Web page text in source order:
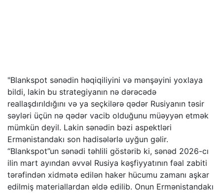
"Blankspot sənədin həqiqiliyini və mənşəyini yoxlaya
bildi, lakin bu strategiyanın nə dərəcədə
reallaşdırıldığını və ya seçkilərə qədər Rusiyanın təsir
səyləri üçün nə qədər vacib olduğunu müəyyən etmək
mümkün deyil. Lakin sənədin bəzi aspektləri
Ermənistandakı son hadisələrlə uyğun gəlir.
“Blankspot”un sənədi təhlili göstərib ki, sənəd 2026-cı
ilin mart ayından əvvəl Rusiya kəşfiyyatının fəal zabiti
tərəfindən xidmətə edilən haker hücumu zamanı aşkar
edilmiş materiallardan əldə edilib. Onun Ermənistandakı